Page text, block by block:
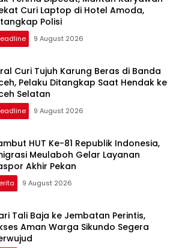
Curi Laptop di Hotel Amoda,
Polisi
9 August 2026
Curi Tujuh Karung Beras di Banda
Pelaku Ditangkap Saat Hendak ke
Selatan
9 August 2026
HUT Ke-81 Republik Indonesia,
Meulaboh Gelar Layanan
Akhir Pekan
9 August 2026
Tali Baja ke Jembatan Perintis,
Aman Warga Sikundo Segera